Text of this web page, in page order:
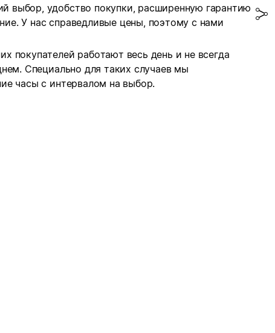
выбор, удобство покупки, расширенную гарантию
У нас справедливые цены, поэтому с нами
покупателей работают весь день и не всегда
Специально для таких случаев мы
часы с интервалом на выбор.